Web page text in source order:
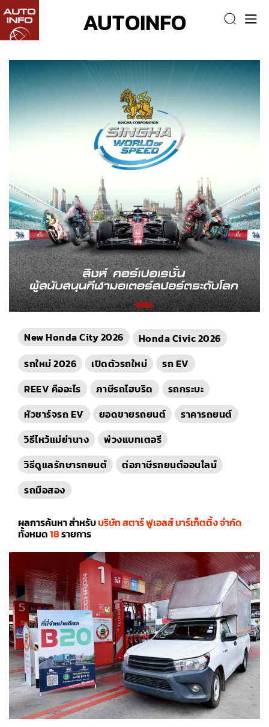
AUTOINFO
New Honda City 2026
Honda Civic 2026
รถใหม่ 2026
เปิดตัวรถใหม่
รถ EV
REEV คืออะไร
ภาษีรถไฮบริด
รถกระบะ
หัวชาร์จรถ EV
ยอดขายรถยนต์
ราคารถยนต์
วิธีไหว้แม่ย่านาง
พ่วงแบทเตอรี
วิธีดูแลรักษารถยนต์
ต่อภาษีรถยนต์ออนไลน์
รถมือสอง
ผลการค้นหา สำหรับบริษัท สตาร์ ฟูเอลส์ มาร์เก็ตติ้ง จำกัด
ทั้งหมด18รายการ